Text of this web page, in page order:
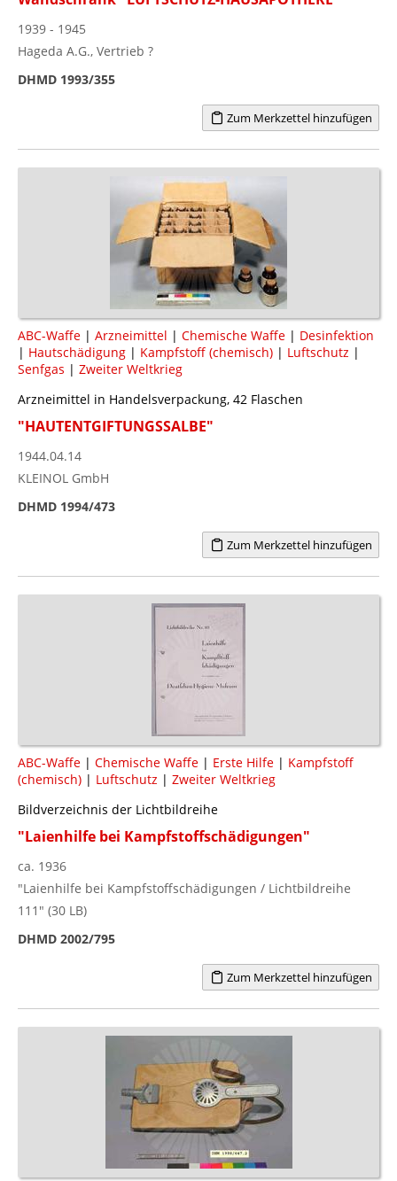
1939 - 1945
Hageda A.G., Vertrieb ?
DHMD 1993/355
Zum Merkzettel hinzufügen
ABC-Waffe | Arzneimittel | Chemische Waffe | Desinfektion
| Hautschädigung | Kampfstoff (chemisch) | Luftschutz |
Senfgas | Zweiter Weltkrieg
Arzneimittel in Handelsverpackung, 42 Flaschen
"HAUTENTGIFTUNGSSALBE"
1944.04.14
KLEINOL GmbH
DHMD 1994/473
Zum Merkzettel hinzufügen
ABC-Waffe | Chemische Waffe | Erste Hilfe | Kampfstoff
(chemisch) | Luftschutz | Zweiter Weltkrieg
Bildverzeichnis der Lichtbildreihe
"Laienhilfe bei Kampfstoffschädigungen"
ca. 1936
"Laienhilfe bei Kampfstoffschädigungen / Lichtbildreihe
111" (30 LB)
DHMD 2002/795
Zum Merkzettel hinzufügen